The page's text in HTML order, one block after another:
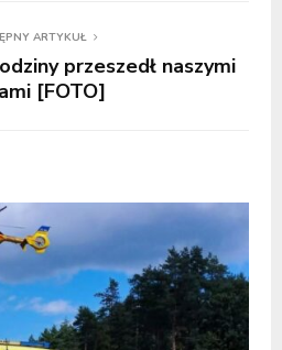
ARTYKUŁ
przeszedł naszymi
[FOTO]